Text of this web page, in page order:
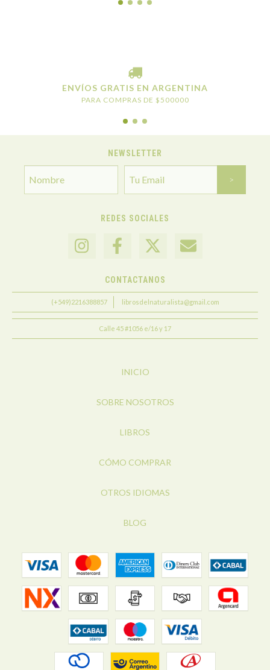
ENVÍOS GRATIS EN ARGENTINA
PARA COMPRAS DE $500000
NEWSLETTER
REDES SOCIALES
CONTACTANOS
(+549)2216388857 librosdelnaturalista@gmail.com
Calle 45 #1056 e/16 y 17
INICIO
SOBRE NOSOTROS
LIBROS
CÓMO COMPRAR
OTROS IDIOMAS
BLOG